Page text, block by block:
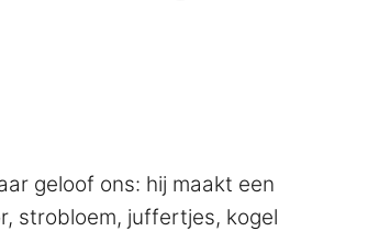
geloof ons: hij maakt een
strobloem, juffertjes, kogel